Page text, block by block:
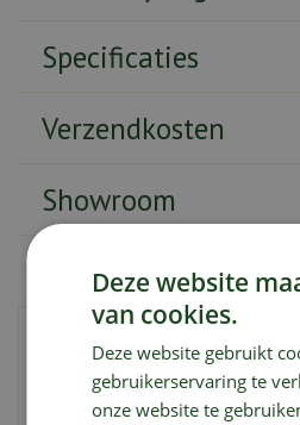
Specificaties
Verzendkosten
Showroom
Merk
De navullingen voor de
capsules met feromonen die
reguliere vallen voor
Deze website
van cookies.
Deze website gebruikt
gebruikerservaring te
onze website te